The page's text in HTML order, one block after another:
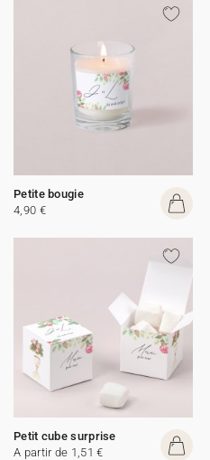
Petite bougie
4,90 €
Petit cube surprise
A partir de 1,51 €